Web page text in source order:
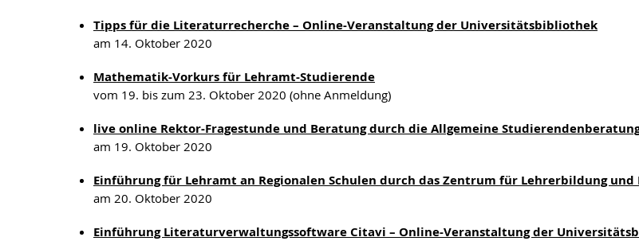
Tipps für die Literaturrecherche – Online-Veranstaltung der Universitätsbibliothek
am 14. Oktober 2020
Mathematik-Vorkurs für Lehramt-Studierende
vom 19. bis zum 23. Oktober 2020 (ohne Anmeldung)
live online Rektor-Fragestunde und Beratung durch die Allgemeine
am 19. Oktober 2020
Einführung für Lehramt an Regionalen Schulen durch das Zentrum für Lehrerbildung und
am 20. Oktober 2020
Einführung Literaturverwaltungssoftware Citavi – Online-Veranstaltung der